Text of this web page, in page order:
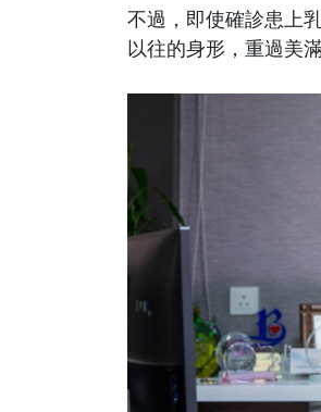
不過，即使確診患上
以往的身形，重過美